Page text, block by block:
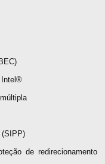
Intel®
(SIPP)
de redirecionamento